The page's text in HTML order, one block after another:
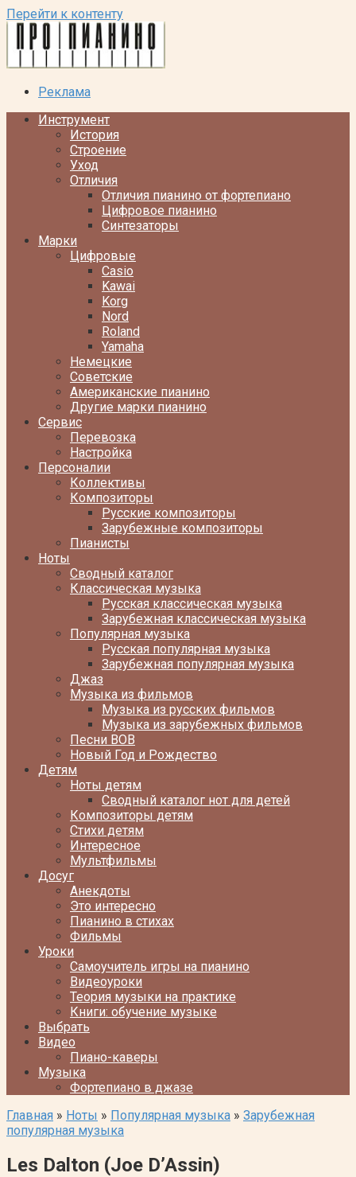
Перейти к контенту
Реклама
Инструмент
История
Строение
Уход
Отличия
Отличия пианино от фортепиано
Цифровое пианино
Синтезаторы
Марки
Цифровые
Casio
Kawai
Korg
Nord
Roland
Yamaha
Немецкие
Советские
Американские пианино
Другие марки пианино
Сервис
Перевозка
Настройка
Персоналии
Коллективы
Композиторы
Русские композиторы
Зарубежные композиторы
Пианисты
Ноты
Сводный каталог
Классическая музыка
Русская классическая музыка
Зарубежная классическая музыка
Популярная музыка
Русская популярная музыка
Зарубежная популярная музыка
Джаз
Музыка из фильмов
Музыка из русских фильмов
Музыка из зарубежных фильмов
Песни ВОВ
Новый Год и Рождество
Детям
Ноты детям
Сводный каталог нот для детей
Композиторы детям
Стихи детям
Интересное
Мультфильмы
Досуг
Анекдоты
Это интересно
Пианино в стихах
Фильмы
Уроки
Самоучитель игры на пианино
Видеоуроки
Теория музыки на практике
Книги: обучение музыке
Выбрать
Видео
Пиано-каверы
Музыка
Фортепиано в джазе
Главная » Ноты » Популярная музыка » Зарубежная
популярная музыка
Les Dalton (Joe D’Assin)